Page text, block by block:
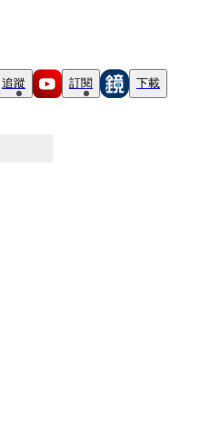
追蹤 訂閱 下載